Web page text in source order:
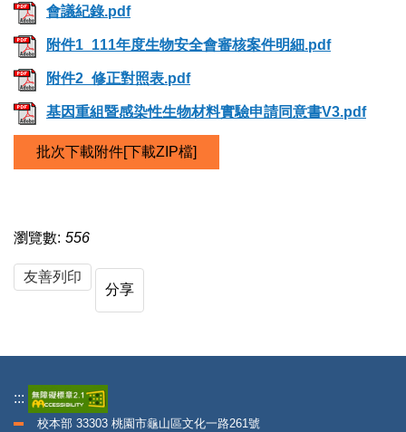
會議紀錄.pdf
附件1_111年度生物安全會審核案件明細.pdf
附件2_修正對照表.pdf
基因重組暨感染性生物材料實驗申請同意書V3.pdf
批次下載附件[下載ZIP檔]
瀏覽數: 556
友善列印
分享
:::
校本部 33303 桃園市龜山區文化一路261號